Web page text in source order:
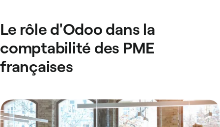
Le rôle d'Odoo dans la
comptabilité des PME
françaises